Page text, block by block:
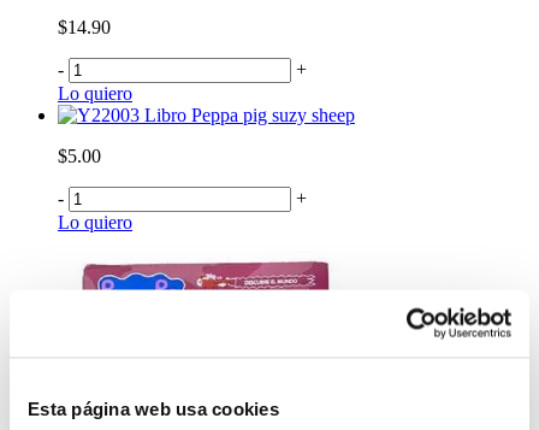
Esta página web usa cookies
$14.90
-
+
Lo quiero
Libro Peppa pig suzy sheep
$5.00
-
+
Lo quiero